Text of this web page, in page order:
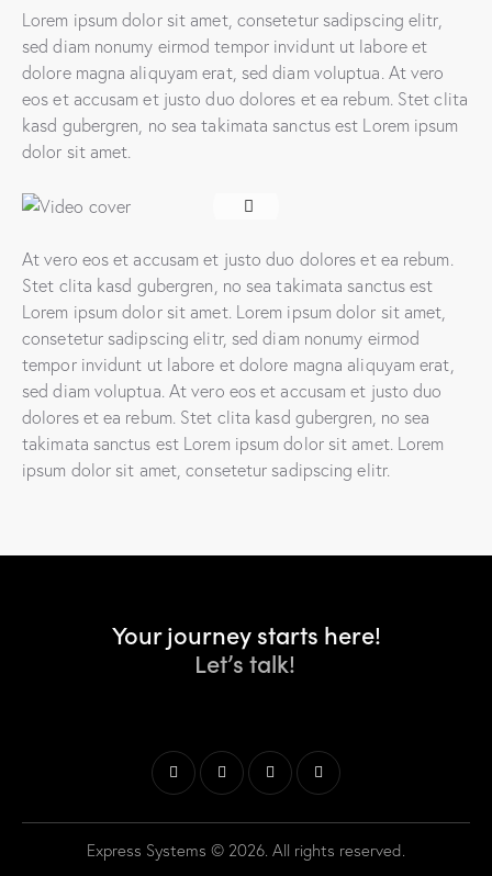
Lorem ipsum dolor sit amet, consetetur sadipscing elitr,
sed diam nonumy eirmod tempor invidunt ut labore et
dolore magna aliquyam erat, sed diam voluptua. At vero
eos et accusam et justo duo dolores et ea rebum. Stet clita
kasd gubergren, no sea takimata sanctus est Lorem ipsum
dolor sit amet.
At vero eos et accusam et justo duo dolores et ea rebum.
Stet clita kasd gubergren, no sea takimata sanctus est
Lorem ipsum dolor sit amet. Lorem ipsum dolor sit amet,
consetetur sadipscing elitr, sed diam nonumy eirmod
tempor invidunt ut labore et dolore magna aliquyam erat,
sed diam voluptua. At vero eos et accusam et justo duo
dolores et ea rebum. Stet clita kasd gubergren, no sea
takimata sanctus est Lorem ipsum dolor sit amet. Lorem
ipsum dolor sit amet, consetetur sadipscing elitr.
Your journey starts here!
Let’s talk!
Express Systems © 2026. All rights reserved.